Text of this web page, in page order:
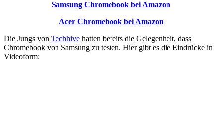
Samsung Chromebook bei Amazon
Acer Chromebook bei Amazon
Die Jungs von Techhive hatten bereits die Gelegenheit, dass
Chromebook von Samsung zu testen. Hier gibt es die Eindrücke in
Videoform: